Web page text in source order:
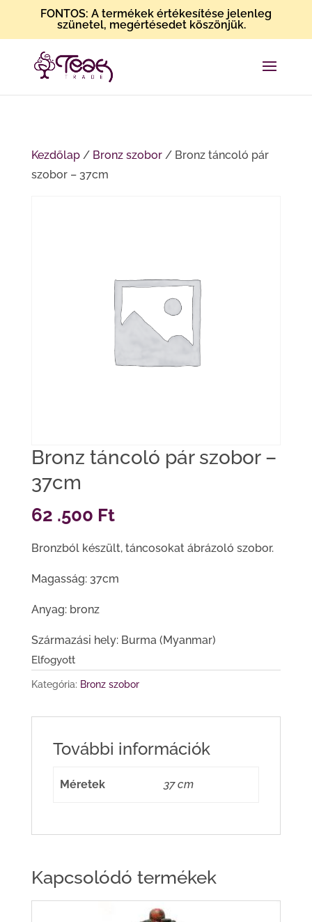
FONTOS: A termékek értékesítése jelenleg
szünetel, megértésedet köszönjük.
Kezdőlap/ Bronz szobor/ Bronz táncoló pár
szobor – 37cm
Bronz táncoló pár szobor –
37cm
62 .500 Ft
Bronzból készült, táncosokat ábrázoló szobor.
Magasság: 37cm
Anyag: bronz
Származási hely: Burma (Myanmar)
Elfogyott
Kategória: Bronz szobor
További információk
Méretek 37 cm
Kapcsolódó termékek